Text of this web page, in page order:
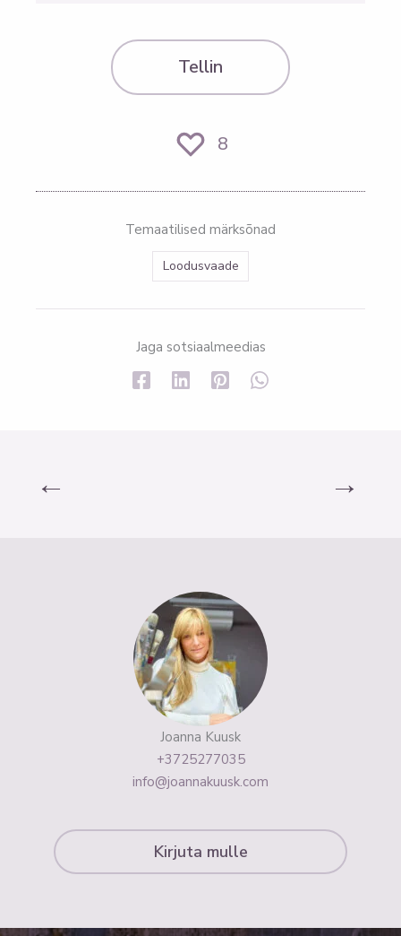
Tellin
8
Temaatilised märksõnad
Loodusvaade
Jaga sotsiaalmeedias
← →
Joanna Kuusk
+3725277035
info@joannakuusk.com
Kirjuta mulle